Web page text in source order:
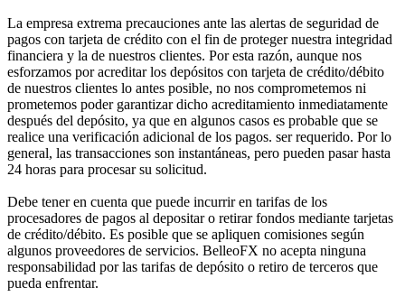
La empresa extrema precauciones ante las alertas de seguridad de
pagos con tarjeta de crédito con el fin de proteger nuestra integridad
financiera y la de nuestros clientes. Por esta razón, aunque nos
esforzamos por acreditar los depósitos con tarjeta de crédito/débito
de nuestros clientes lo antes posible, no nos comprometemos ni
prometemos poder garantizar dicho acreditamiento inmediatamente
después del depósito, ya que en algunos casos es probable que se
realice una verificación adicional de los pagos. ser requerido. Por lo
general, las transacciones son instantáneas, pero pueden pasar hasta
24 horas para procesar su solicitud.
Debe tener en cuenta que puede incurrir en tarifas de los
procesadores de pagos al depositar o retirar fondos mediante tarjetas
de crédito/débito. Es posible que se apliquen comisiones según
algunos proveedores de servicios. BelleoFX no acepta ninguna
responsabilidad por las tarifas de depósito o retiro de terceros que
pueda enfrentar.